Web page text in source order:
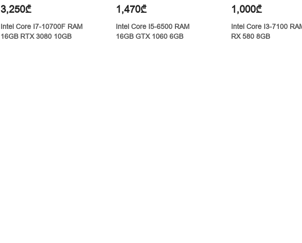
3,250₾
Intel Core I7-10700F RAM
16GB RTX 3080 10GB
1,470₾
Intel Core I5-6500 RAM
16GB GTX 1060 6GB
1,000₾
Intel Core I3-7100
RX 580 8GB